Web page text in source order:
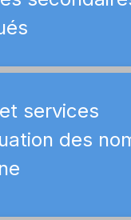
services
des